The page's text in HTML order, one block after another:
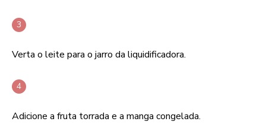
Verta o leite para o jarro da liquidificadora.
Adicione a fruta torrada e a manga congelada.